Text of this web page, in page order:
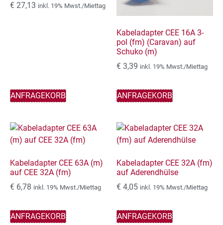
€ 27,13 inkl. 19% Mwst./Miettag
ANFRAGEKORB
Kabeladapter CEE 16A 3-
pol (fm) (Caravan) auf
Schuko (m)
€ 3,39 inkl. 19% Mwst./Miettag
ANFRAGEKORB
Kabeladapter CEE 63A (m)
auf CEE 32A (fm)
€ 6,78 inkl. 19% Mwst./Miettag
ANFRAGEKORB
Kabeladapter CEE 32A (fm)
auf Aderendhülse
€ 4,05 inkl. 19% Mwst./Miettag
ANFRAGEKORB